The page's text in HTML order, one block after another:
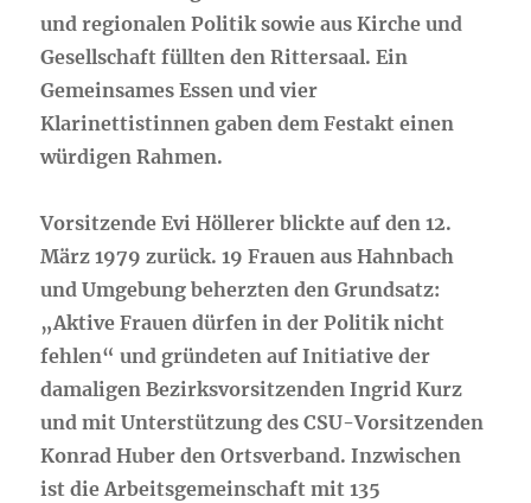
und regionalen Politik sowie aus Kirche und
Gesellschaft füllten den Rittersaal. Ein
Gemeinsames Essen und vier
Klarinettistinnen gaben dem Festakt einen
würdigen Rahmen.
Vorsitzende Evi Höllerer blickte auf den 12.
März 1979 zurück. 19 Frauen aus Hahnbach
und Umgebung beherzten den Grundsatz:
„Aktive Frauen dürfen in der Politik nicht
fehlen“ und gründeten auf Initiative der
damaligen Bezirksvorsitzenden Ingrid Kurz
und mit Unterstützung des CSU-Vorsitzenden
Konrad Huber den Ortsverband. Inzwischen
ist die Arbeitsgemeinschaft mit 135